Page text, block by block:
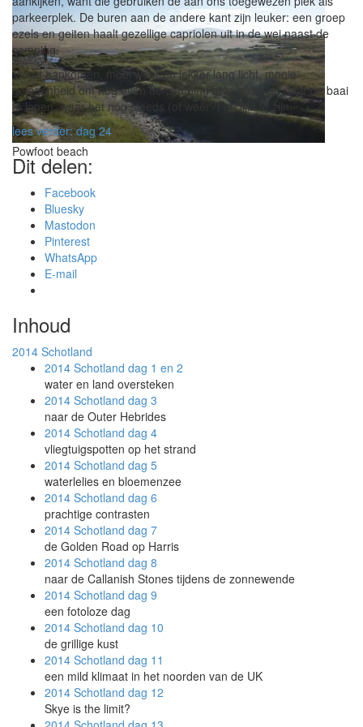
Powfoot beach
parkeerplek. De buren aan de andere kant zijn leuker: een groep
ezels en geiten haalt gezellige capriolen uit in de wei naast de
camping.
Vroeg aankomen, mooi weer en lekker lang licht, mooie
gelegenheid om nog even de camping af te gaan en naar de baai
te lopen, waar het nog steeds (of weer?) eb lijkt te zijn.
lees verder: dag 24
Dit delen:
Facebook
Bluesky
Mastodon
Pinterest
WhatsApp
E-mail
Inhoud
2014 Schotland
2014 Schotland dag 1 en 2
water en land oversteken
2014 Schotland dag 3
naar de Outer Hebrides
2014 Schotland dag 4
vliegtuigspotten op het strand
2014 Schotland dag 5
waterlelies en bloemenzee
2014 Schotland dag 6
prachtige contrasten
2014 Schotland dag 7
de Golden Road op Harris
2014 Schotland dag 8
naar de Callanish Stones tijdens de zonnewende
2014 Schotland dag 9
een fotoloze dag
2014 Schotland dag 10
de grillige kust
2014 Schotland dag 11
een mild klimaat in het noorden van de UK
2014 Schotland dag 12
Skye is the limit?